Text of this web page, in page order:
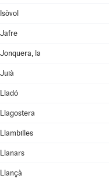
Isòvol
Jafre
Jonquera, la
Juià
Lladó
Llagostera
Llambilles
Llanars
Llançà